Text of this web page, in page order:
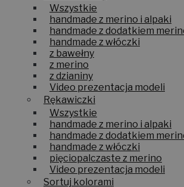
Szale i kominy
Wszystkie
handmade z merino i alpaki
handmade z dodatkiem merino
handmade z włóczki
z bawełny
z merino
z dzianiny
Video prezentacja modeli
Rękawiczki
Wszystkie
handmade z merino i alpaki
handmade z dodatkiem merino
handmade z włóczki
pięciopalczaste z merino
Video prezentacja modeli